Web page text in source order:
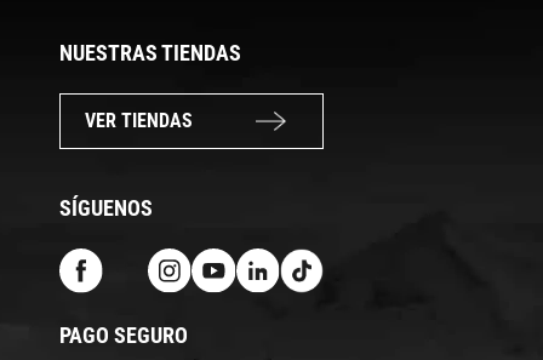
NUESTRAS TIENDAS
VER TIENDAS
SÍGUENOS
PAGO SEGURO